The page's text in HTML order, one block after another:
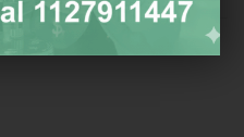
y apunta a la